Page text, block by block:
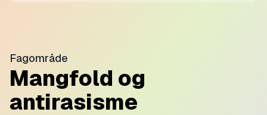
Fagområde
Mangfold og
antirasisme